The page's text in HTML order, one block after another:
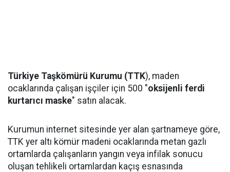
Türkiye Taşkömürü Kurumu (TTK), maden
ocaklarında çalışan işçiler için 500 "oksijenli ferdi
kurtarıcı maske" satın alacak.
Kurumun internet sitesinde yer alan şartnameye göre,
TTK yer altı kömür madeni ocaklarında metan gazlı
ortamlarda çalışanların yangın veya infilak sonucu
oluşan tehlikeli ortamlardan kaçış esnasında